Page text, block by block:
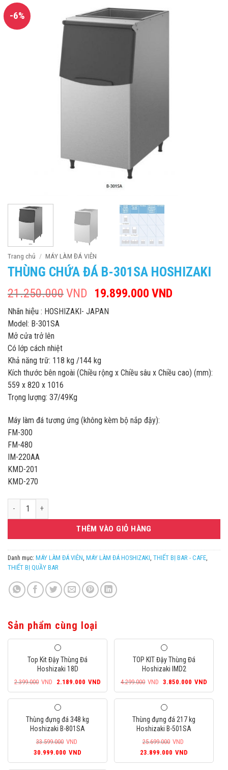
-6%
Trang chủ / MÁY LÀM ĐÁ VIÊN
THÙNG CHỨA ĐÁ B-301SA HOSHIZAKI
21.250.000VND
Giá
gốc
là:
19.899.000 VND
Nhãn hiệu : HOSHIZAKI- JAPAN
Model: B-301SA
Mở cửa trở lên
Có lớp cách nhiệt
Khả năng trữ: 118 kg /144 kg
Kích thước bên ngoài (Chiều rộng x Chiều sâu x Chiều cao) (mm):
559 x 820 x 1016
Trọng lượng: 37/49Kg
Máy làm đá tương ứng (không kèm bộ nắp đậy):
FM-300
FM-480
IM-220AA
KMD-201
KMD-270
Thùng chứa đá B-301SA Hoshizaki số lượng
THÊM VÀO GIỎ HÀNG
Danh mục: MÁY LÀM ĐÁ VIÊN MÁY LÀM ĐÁ HOSHIZAKI THIẾT BỊ BAR - CAFE
THIẾT BỊ QUẦY BAR
Sản phẩm cùng loại
Top Kit Đậy Thùng Đá
Hoshizaki 18D
2.399.000 VND
Giá
gốc
là:
2.399.000VND.
2.189.000 VND
hiện
tại
2.189.000VND.
TOP KIT Đậy Thùng Đá
Hoshizaki IMD2
4.299.000 VND
Giá
gốc
là:
4.299.000VND.
3.850.000 VND
hiện
tại
Thùng đựng đá 348 kg
Hoshizaki B-801SA
33.599.000 VND
Giá
gốc
30.999.000 VND
hiện
Thùng đựng đá 217 kg
Hoshizaki B-501SA
25.699.000 VND
Giá
gốc
23.899.000 VND
hiện